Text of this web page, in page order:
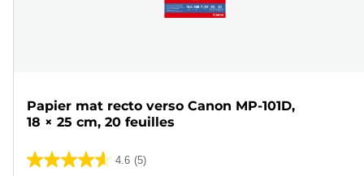
Papier mat recto verso Canon MP-101D,
18 × 25 cm, 20 feuilles
4.6 (5)
4.6